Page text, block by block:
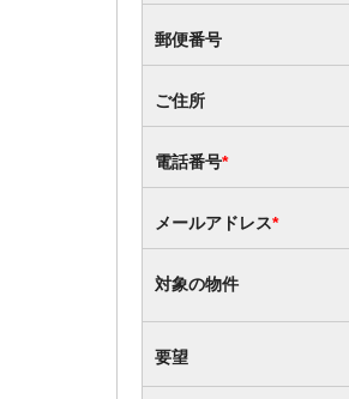
郵便番号
ご住所
電話番号*
メールアドレス*
対象の物件
要望